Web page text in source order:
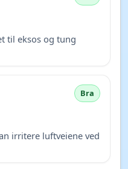
til eksos og tung
Bra
irritere luftveiene ved